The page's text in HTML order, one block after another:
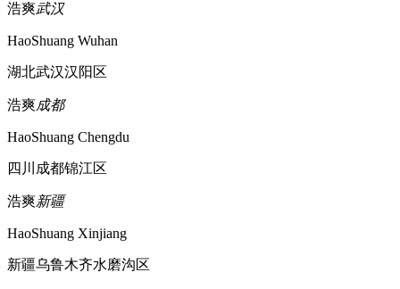
浩爽武汉
HaoShuang Wuhan
湖北武汉汉阳区
浩爽成都
HaoShuang Chengdu
四川成都锦江区
浩爽新疆
HaoShuang Xinjiang
新疆乌鲁木齐水磨沟区